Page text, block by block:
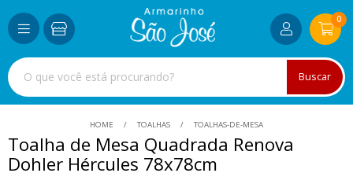
Buscar
0
HOME TOALHAS TOALHAS-DE-MESA
Toalha de Mesa Quadrada Renova
Dohler Hércules 78x78cm